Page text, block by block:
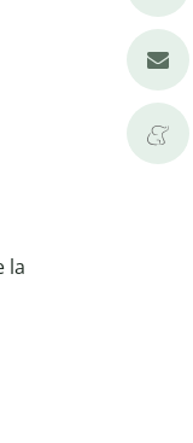
la